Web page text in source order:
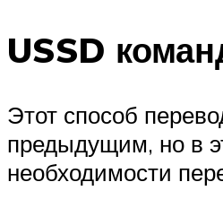
USSD
Этот способ
предыдущим, но в
необходимости